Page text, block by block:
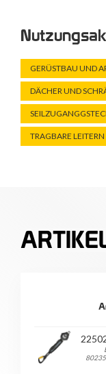
GERÜSTBAU UND
DÄCHER UND
TRAGBARE